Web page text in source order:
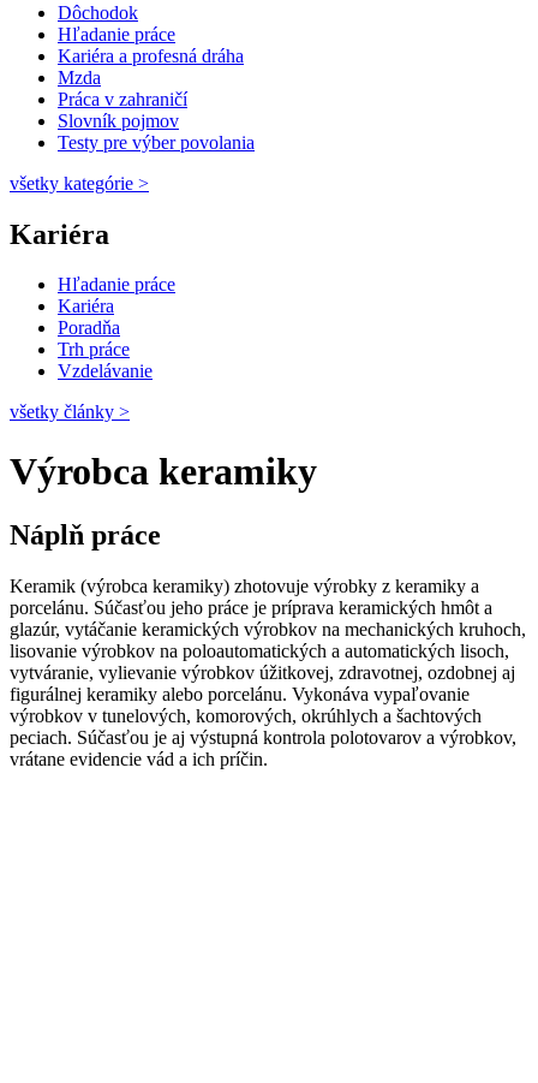
Dôchodok
Hľadanie práce
Kariéra a profesná dráha
Mzda
Práca v zahraničí
Slovník pojmov
Testy pre výber povolania
všetky kategórie >
Kariéra
Hľadanie práce
Kariéra
Poradňa
Trh práce
Vzdelávanie
všetky články >
Výrobca keramiky
Náplň práce
Keramik (výrobca keramiky) zhotovuje výrobky z keramiky a
porcelánu. Súčasťou jeho práce je príprava keramických hmôt a
glazúr, vytáčanie keramických výrobkov na mechanických kruhoch,
lisovanie výrobkov na poloautomatických a automatických lisoch,
vytváranie, vylievanie výrobkov úžitkovej, zdravotnej, ozdobnej aj
figurálnej keramiky alebo porcelánu. Vykonáva vypaľovanie
výrobkov v tunelových, komorových, okrúhlych a šachtových
peciach. Súčasťou je aj výstupná kontrola polotovarov a výrobkov,
vrátane evidencie vád a ich príčin.